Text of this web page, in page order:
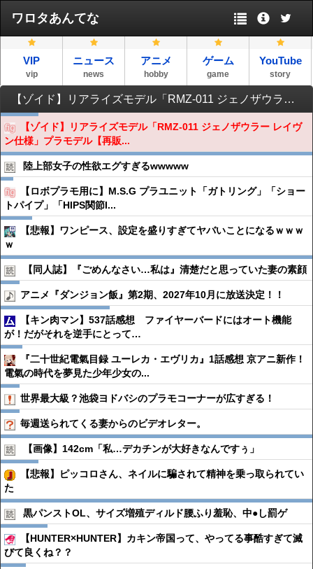
ワロタあんてな
VIP
vip
ニュース
news
アニメ
hobby
ゲーム
game
YouTube
story
【ゾイド】リアライズモデル「RMZ-011 ジェノザウラー レイヴン仕様」プラモデル【再販予約開始】
【ゾイド】リアライズモデル「RMZ-011 ジェノザウラー レイヴ
ン仕様」プラモデル【再販...
陸上部女子の性欲エグすぎるwwwww
【ロボプラモ用に】M.S.G プラユニット「ガトリング」「ショー
トパイプ」「HIPS関節I...
【悲報】ワンピース、設定を盛りすぎてヤバいことになるｗｗｗ
ｗ
【同人誌】『ごめんなさい…私は』清楚だと思っていた妻の素顔
アニメ『ダンジョン飯』第2期、2027年10月に放送決定！！
【キン肉マン】537話感想 ファイヤーバードにはオート機能
が！だがそれを逆手にとって…
『二十世紀電氣目録 ユーレカ・エヴリカ』1話感想 京アニ新作！
電氣の時代を夢見た少年少女の...
世界最大級？池袋ヨドバシのプラモコーナーが広すぎる！
毎週送られてくる妻からのビデオレター。
【画像】142cm「私…デカチンが大好きなんですぅ」
【悲報】ピッコロさん、ネイルに騙されて精神を乗っ取られてい
た
黒パンストOL、サイズ増殖ディルド腰ふり羞恥、中●︎し罰ゲ
【HUNTER×HUNTER】カキン帝国って、やってる事酷すぎて滅
びて良くね？？